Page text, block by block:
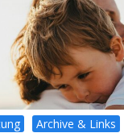
Archive & Links